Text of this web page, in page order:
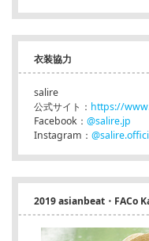
衣装協力
salire
公式サイト： https://
Facebook： @salire.jp
Instagram：
2019 asianbeat・FACo